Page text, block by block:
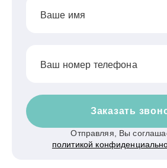
Ваше имя
Ваш номер телефона
Заказать
Отправляя, Вы
политикой